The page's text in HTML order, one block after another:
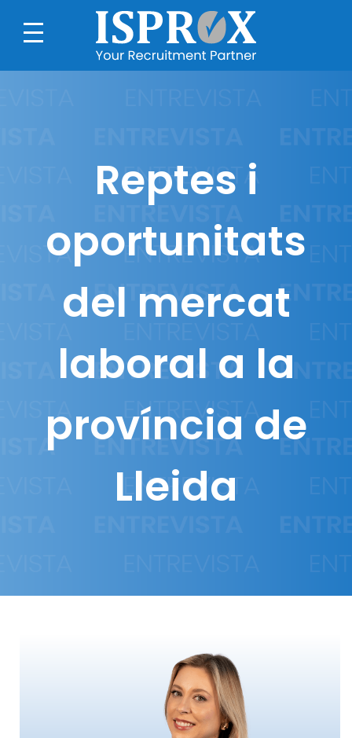
Reptes i
oportunitats
del mercat
laboral a la
província de
Lleida